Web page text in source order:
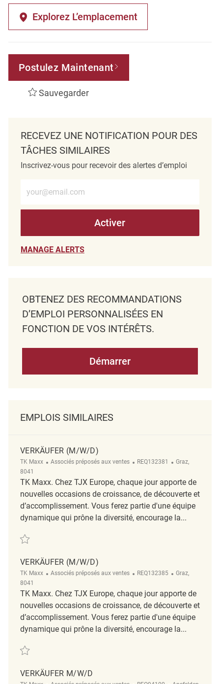
Explorez L’emplacement
Postulez Maintenant
Sauvegarder
RECEVEZ UNE NOTIFICATION POUR DES
TÂCHES SIMILAIRES
Inscrivez-vous pour recevoir des alertes d’emploi
Activer
MANAGE ALERTS
OBTENEZ DES RECOMMANDATIONS
D’EMPLOI PERSONNALISÉES EN
FONCTION DE VOS INTÉRÊTS.
Démarrer
EMPLOIS SIMILAIRES
VERKÄUFER (M/W/D)
TK Maxx Catégorie
Associés préposés aux ventes ReqId
REQ132381 Emplacement
Graz,
8041
TK Maxx. Chez TJX Europe, chaque jour apporte de
nouvelles occasions de croissance, de découverte et
d’accomplissement. Vous ferez partie d'une équipe
dynamique qui prône la diversité, encourage la...
Sauvegarder Verkäufer (m/w/d) REQ132381
VERKÄUFER (M/W/D)
TK Maxx Catégorie
Associés préposés aux ventes ReqId
REQ132385 Emplacement
Graz,
8041
TK Maxx. Chez TJX Europe, chaque jour apporte de
nouvelles occasions de croissance, de découverte et
d’accomplissement. Vous ferez partie d'une équipe
dynamique qui prône la diversité, encourage la...
Sauvegarder Verkäufer (m/w/d) REQ132385
VERKÄUFER M/W/D